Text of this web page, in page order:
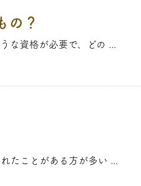
の？
な資格が必要で、どの ...
たことがある方が多い ...